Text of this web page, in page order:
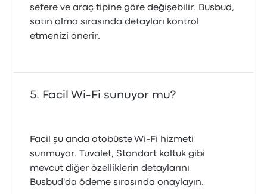
sefere ve araç tipine göre değişebilir. Busbud,
satın alma sırasında detayları kontrol
etmenizi önerir.
Facil Wi-Fi sunuyor mu?
Facil şu anda otobüste Wi‑Fi hizmeti
sunmuyor. Tuvalet, Standart koltuk gibi
mevcut diğer özelliklerin detaylarını
Busbud'da ödeme sırasında onaylayın.